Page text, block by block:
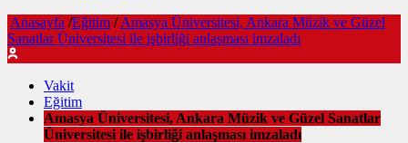
Anasayfa /Eğitim / Amasya Üniversitesi, Ankara Müzik ve Güzel
Sanatlar Üniversitesi ile işbirliği anlaşması imzaladı
Vakit
Eğitim
Amasya Üniversitesi, Ankara Müzik ve Güzel Sanatlar
Üniversitesi ile işbirliği anlaşması imzaladı